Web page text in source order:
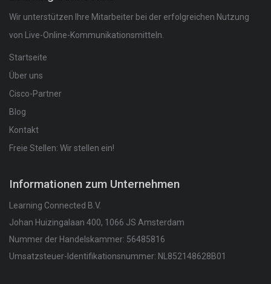
Wir unterstützen Ihre Mitarbeiter bei der erfolgreichen Nutzung
von Live-Online-Kommunikationsmitteln.
Startseite
Über uns
Cisco-Partner
Blog
Kontakt
Freie Stellen: Wir stellen ein!
Informationen zum Unternehmen
Learning Connected B.V.
Johan Huizingalaan 400, 1066 JS Amsterdam
Nummer der Handelskammer: 56485816
Umsatzsteuer-Identifikationsnummer: NL852148628B01